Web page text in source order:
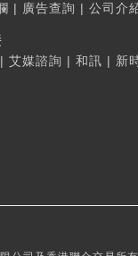
| 廣告查詢 | 公司介
| 艾媒諮詢 | 和訊 | 新